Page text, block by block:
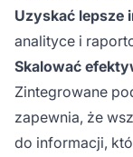
Uzyskać lepsze
analityce i
Skalować
Zintegrowane
zapewnia, że
do informacji,